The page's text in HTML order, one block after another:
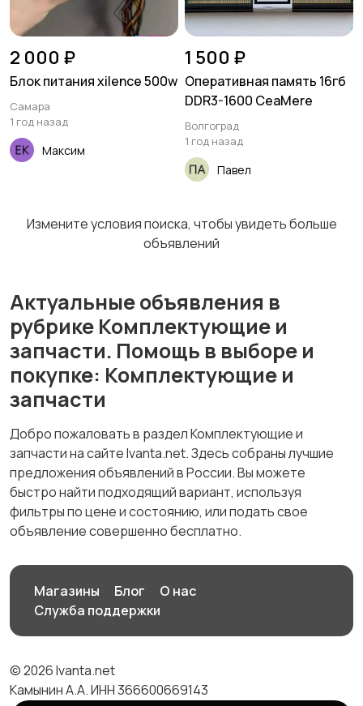
2 000 ₽
Блок питания xilence 500w
Самара
1 год назад
Максим
1 500 ₽
Оперативная память 16гб
DDR3-1600 CeaMere
Волгоград
1 год назад
Павел
Измените условия поиска, чтобы увидеть больше
объявлений
Актуальные объявления в
рубрике Комплектующие и
запчасти. Помощь в выборе и
покупке: Комплектующие и
запчасти
Добро пожаловать в раздел Комплектующие и
запчасти на сайте Ivanta.net. Здесь собраны лучшие
предложения объявлений в России. Вы можете
быстро найти подходящий вариант, используя
фильтры по цене и состоянию, или подать свое
объявление совершенно бесплатно.
Магазины Блог
О нас
Служба поддержки
© 2026 Ivanta.net
Камынин А.А. ИНН 366600669143